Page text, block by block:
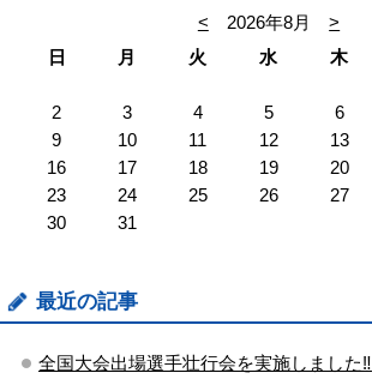
< 2026年8月
>
日
月 火 水 木
2
3 4 5 6
9
10 11 12 13
16
17 18 19 20
23
24 25 26 27
30
31
最近の記事
全国大会出場選手壮行会を実施しました‼